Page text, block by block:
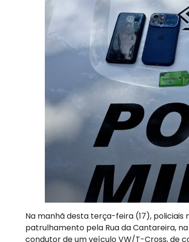
Na manhã desta terça-feira (17), policiais
patrulhamento pela Rua da Cantareira,
condutor de um veículo VW/T-Cross, de